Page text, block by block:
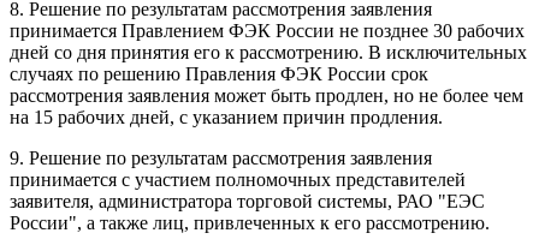
8. Решение по результатам рассмотрения заявления
принимается Правлением ФЭК России не позднее 30 рабочих
дней со дня принятия его к рассмотрению. В исключительных
случаях по решению Правления ФЭК России срок
рассмотрения заявления может быть продлен, но не более чем
на 15 рабочих дней, с указанием причин продления.
9. Решение по результатам рассмотрения заявления
принимается с участием полномочных представителей
заявителя, администратора торговой системы, РАО "ЕЭС
России", а также лиц, привлеченных к его рассмотрению.